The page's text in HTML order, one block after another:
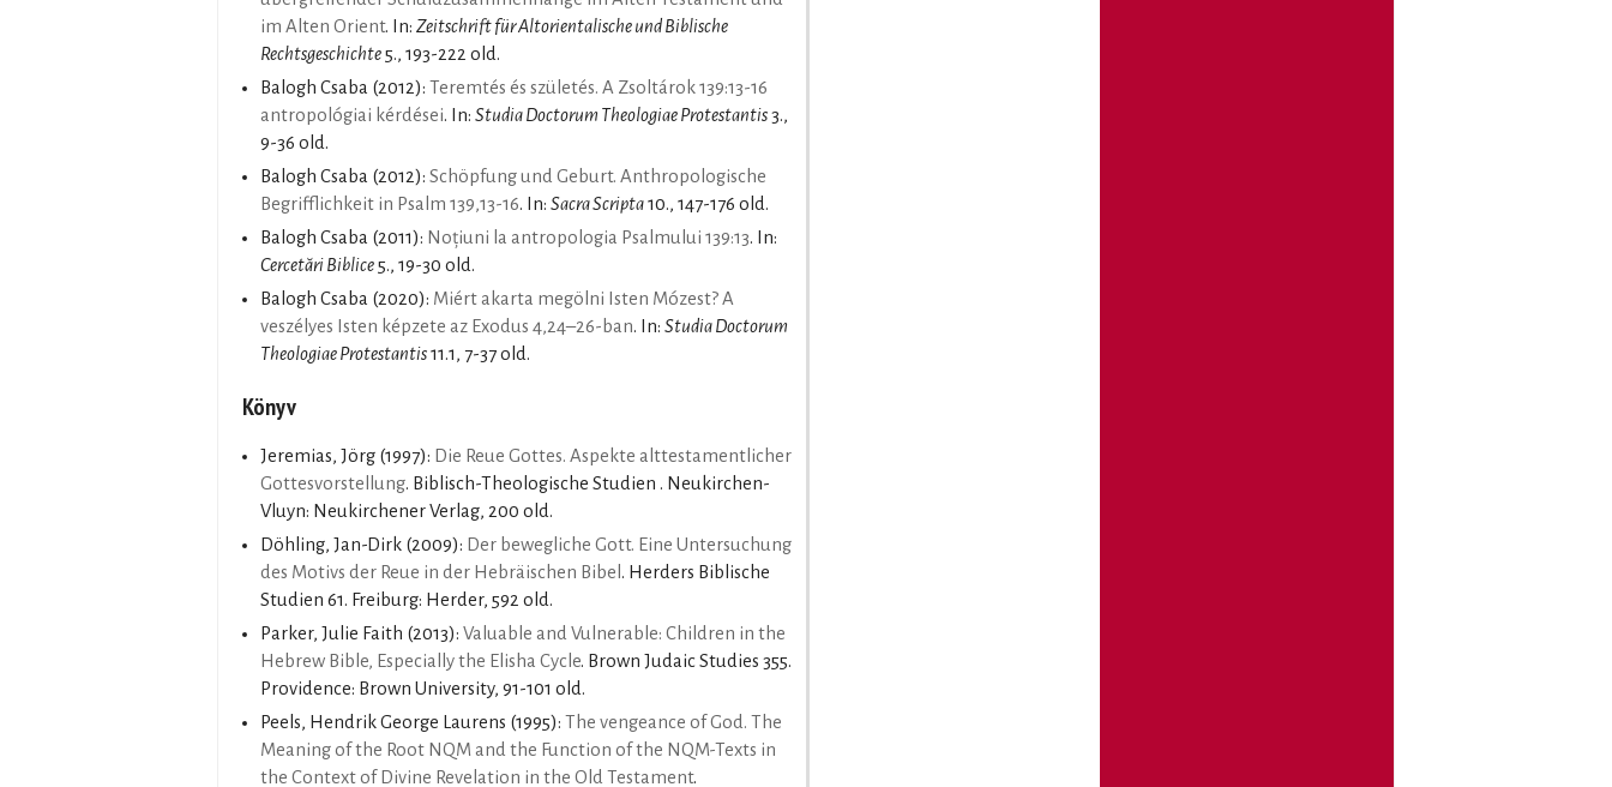
im Alten Orient. In: Zeitschrift für Altorientalische und Biblische
Rechtsgeschichte5., 193-222 old.
Balogh Csaba (2012): Teremtés és születés. A Zsoltárok 139:13-16
antropológiai kérdései. In: Studia Doctorum Theologiae Protestantis3.,
9-36 old.
Balogh Csaba (2012): Schöpfung und Geburt. Anthropologische
Begrifflichkeit in Psalm 139,13-16. In: Sacra Scripta10., 147-176 old.
Balogh Csaba (2011): Noțiuni la antropologia Psalmului 139:13. In:
Cercetări Biblice5., 19-30 old.
Balogh Csaba (2020): Miért akarta megölni Isten Mózest? A
veszélyes Isten képzete az Exodus 4,24–26-ban. In: Studia Doctorum
Theologiae Protestantis11.1, 7-37 old.
Könyv
Jeremias, Jörg (1997): Die Reue Gottes. Aspekte alttestamentlicher
Gottesvorstellung. Biblisch-Theologische Studien . Neukirchen-
Vluyn: Neukirchener Verlag, 200 old.
Döhling, Jan-Dirk (2009): Der bewegliche Gott. Eine Untersuchung
des Motivs der Reue in der Hebräischen Bibel . Herders Biblische
Studien 61. Freiburg: Herder, 592 old.
Parker, Julie Faith (2013): Valuable and Vulnerable: Children in the
Hebrew Bible, Especially the Elisha Cycle. Brown Judaic Studies 355.
Providence: Brown University, 91-101 old.
Peels, Hendrik George Laurens (1995): The vengeance of God. The
Meaning of the Root NQM and the Function of the NQM-Texts in
the Context of Divine Revelation in the Old Testament.